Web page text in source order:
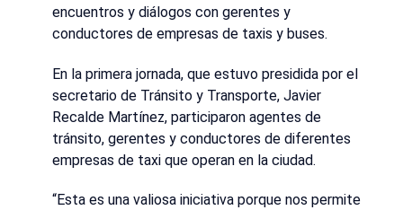
encuentros y diálogos con gerentes y
conductores de empresas de taxis y buses.
En la primera jornada, que estuvo presidida por el
secretario de Tránsito y Transporte, Javier
Recalde Martínez, participaron agentes de
tránsito, gerentes y conductores de diferentes
empresas de taxi que operan en la ciudad.
“Esta es una valiosa iniciativa porque nos permite